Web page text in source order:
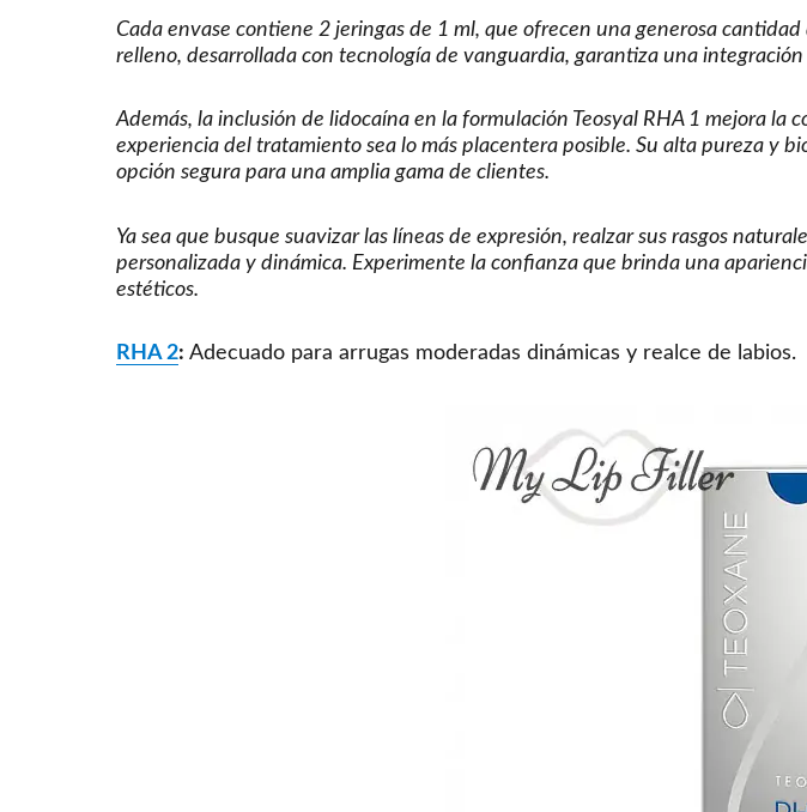
Cada envase contiene 2 jeringas de 1 ml, que ofrecen una generosa
relleno, desarrollada con tecnología de vanguardia, garantiza una
Además, la inclusión de lidocaína en la formulación Teosyal RHA 1 mejora
experiencia del tratamiento sea lo más placentera posible. Su alta pureza y
opción segura para una amplia gama de clientes.
Ya sea que busque suavizar las líneas de expresión, realzar sus rasgos
personalizada y dinámica. Experimente la confianza que brinda una
estéticos.
RHA 2: Adecuado para arrugas moderadas dinámicas y realce de labios.